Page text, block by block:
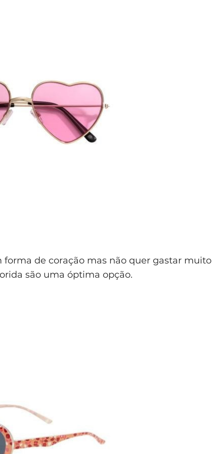
forma de coração mas não quer gastar muito
são uma óptima opção.